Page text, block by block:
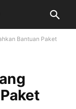
Bantuan Paket